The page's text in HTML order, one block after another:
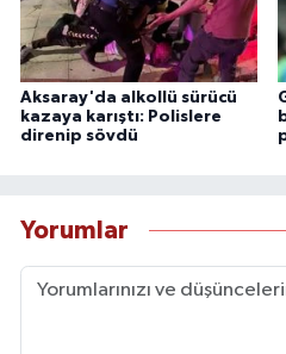
Aksaray'da alkollü sürücü
kazaya karıştı: Polislere
direnip sövdü
Yorumlar